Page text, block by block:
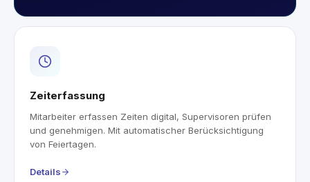
Zeiterfassung
Mitarbeiter erfassen Zeiten digital, Supervisoren prüfen
und genehmigen. Mit automatischer Berücksichtigung
von Feiertagen.
Details